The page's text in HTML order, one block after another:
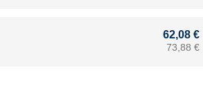
62,08 €
73,88 €